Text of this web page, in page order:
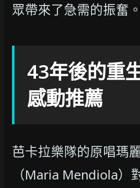
眾帶來了急需的振奮。
43年後的重
感動推薦
芭卡拉樂隊的原唱瑪
（Maria Mendiola）